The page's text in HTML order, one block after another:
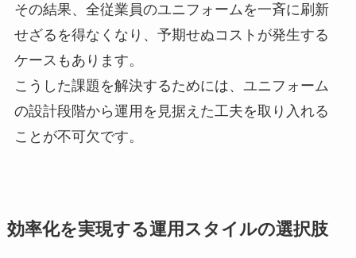
その結果、全従業員のユニフォームを一斉に刷新
せざるを得なくなり、予期せぬコストが発生する
ケースもあります。
こうした課題を解決するためには、ユニフォーム
の設計段階から運用を見据えた工夫を取り入れる
ことが不可欠です。
効率化を実現する運用スタイルの選択肢